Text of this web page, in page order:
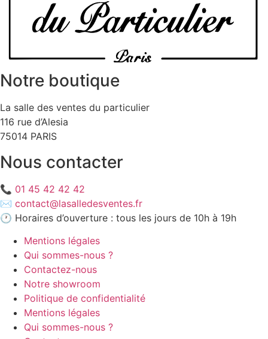
Notre boutique
La salle des ventes du particulier
116 rue d’Alesia
75014 PARIS
Nous contacter
📞 01 45 42 42 42
✉️ contact@lasalledesventes.fr
🕐 Horaires d’ouverture : tous les jours de 10h à 19h
Mentions légales
Qui sommes-nous ?
Contactez-nous
Notre showroom
Politique de confidentialité
Mentions légales
Qui sommes-nous ?